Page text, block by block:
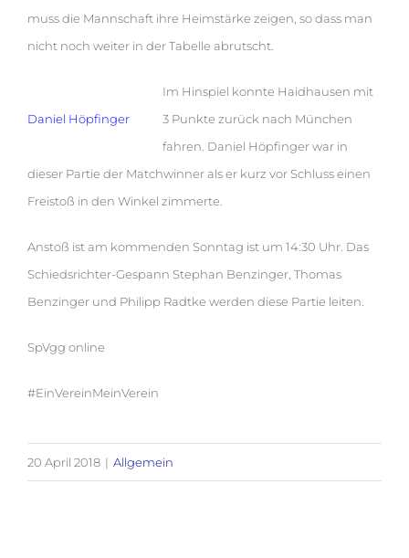
muss die Mannschaft ihre Heimstärke zeigen, so dass man
nicht noch weiter in der Tabelle abrutscht.
Daniel Höpfinger
Im Hinspiel konnte Haidhausen mit
3 Punkte zurück nach München
fahren. Daniel Höpfinger war in
dieser Partie der Matchwinner als er kurz vor Schluss einen
Freistoß in den Winkel zimmerte.
Anstoß ist am kommenden Sonntag ist um 14:30 Uhr. Das
Schiedsrichter-Gespann Stephan Benzinger, Thomas
Benzinger und Philipp Radtke werden diese Partie leiten.
SpVgg online
#EinVereinMeinVerein
20 April 2018 | Allgemein